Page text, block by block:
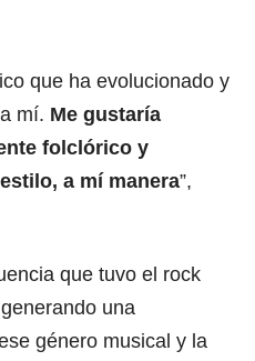
que ha evolucionado y
mí. Me gustaría
folclórico y
a mí manera”,
que tuvo el rock
una
género musical y la